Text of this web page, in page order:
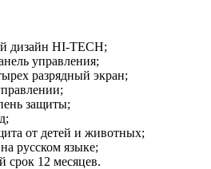
дизайн HI-TECH;
управления;
разрядный экран;
защиты;
от детей и животных;
русском языке;
срок 12 месяцев.